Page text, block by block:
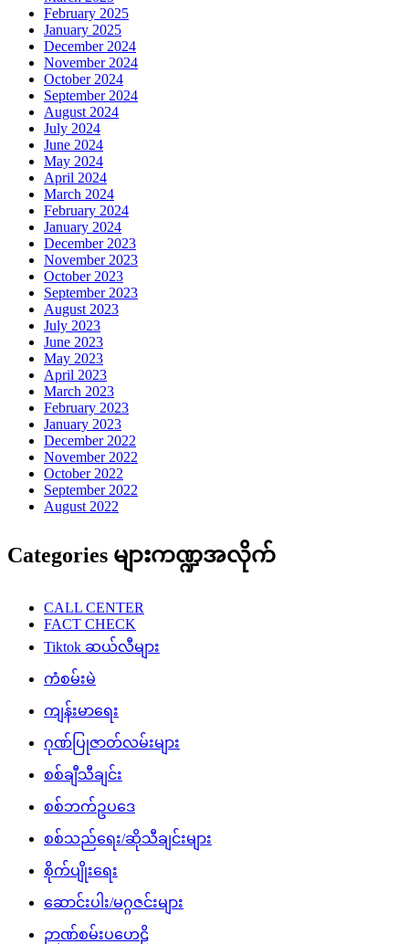
February 2025
January 2025
December 2024
November 2024
October 2024
September 2024
August 2024
July 2024
June 2024
May 2024
April 2024
March 2024
February 2024
January 2024
December 2023
November 2023
October 2023
September 2023
August 2023
July 2023
June 2023
May 2023
April 2023
March 2023
February 2023
January 2023
December 2022
November 2022
October 2022
September 2022
August 2022
Categories များကဏ္ဍအလိုက်
CALL CENTER
FACT CHECK
Tiktok ဆယ်လီများ
ကံစမ်းမဲ
ကျန်းမာရေး
ဂုဏ်ပြုဇာတ်လမ်းများ
စစ်ချီသီချင်း
စစ်ဘက်ဥပဒေ
စစ်သည်ရေး/ဆိုသီချင်းများ
စိုက်ပျိုးရေး
ဆောင်းပါး/မဂ္ဂဇင်းများ
ဉာဏ်စမ်းပဟေဠိ